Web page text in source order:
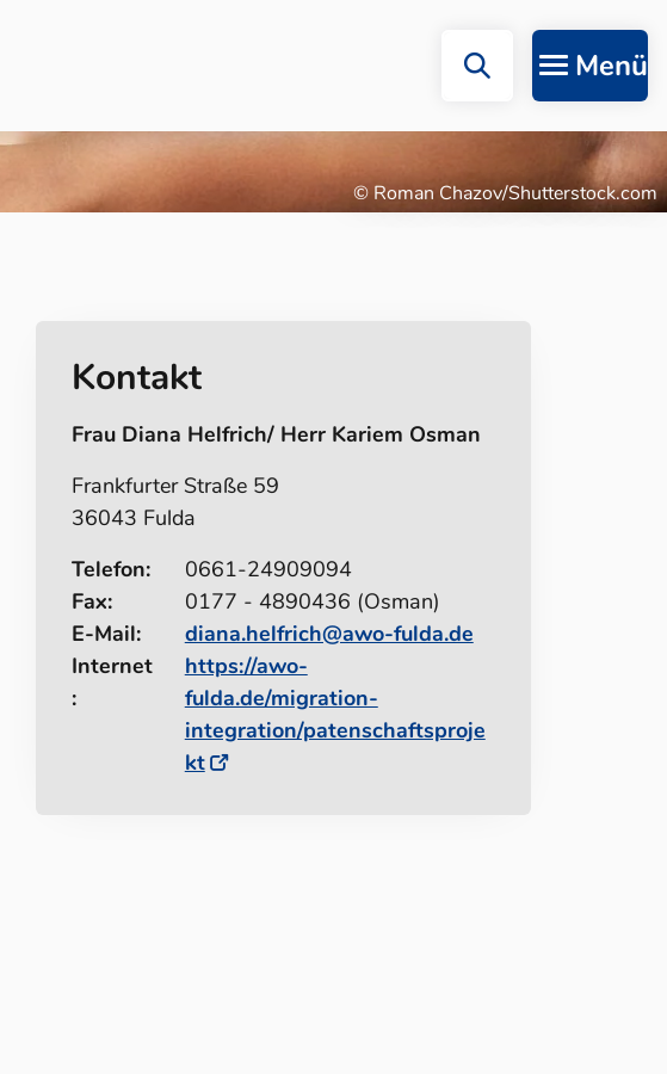
Menü
© Roman Chazov/Shutterstock.com
Kontakt
Frau Diana Helfrich/ Herr Kariem Osman
Frankfurter Straße 59
36043 Fulda
Telefon:
0661-24909094
Fax:
0177 - 4890436 (Osman)
E-Mail:
diana.helfrich@awo-fulda.de
Internet
:
https://awo-
fulda.de/migration-
integration/patenschaftsproje
kt